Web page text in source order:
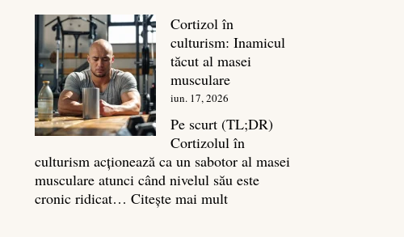
spate:
Top
7
mișcări
pentru
un
spate
masiv
Cortizol în
culturism: Inamicul
tăcut al masei
musculare
iun. 17, 2026
Pe scurt (TL;DR)
Cortizolul în
culturism acționează ca un sabotor al masei
musculare atunci când nivelul său este
cronic ridicat…Citește mai mult: